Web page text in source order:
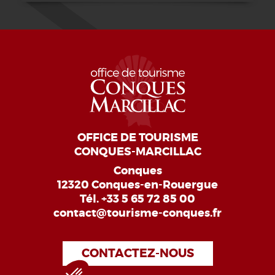
OFFICE DE TOURISME
CONQUES-MARCILLAC
Conques
12320 Conques-en-Rouergue
Tél.+33 5 65 72 85 00
contact@tourisme-conques.fr
CONTACTEZ-NOUS